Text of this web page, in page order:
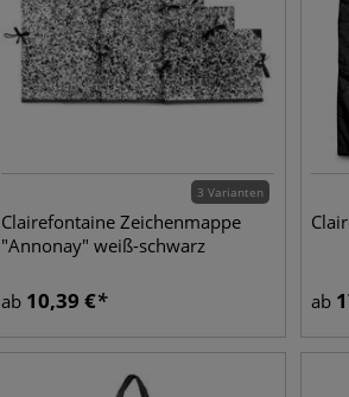
3 Varianten
Clairefontaine Zeichenmappe
"Annonay" weiß-schwarz
ab 10,39 € ab